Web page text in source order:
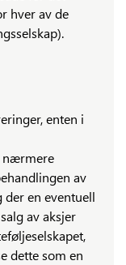
hver av de
enten i
nærmere
av
en eventuell
av aksjer
dette som en